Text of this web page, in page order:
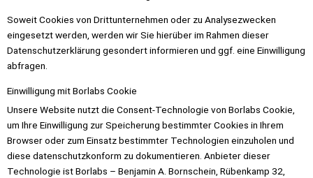
Soweit Cookies von Drittunternehmen oder zu Analysezwecken
eingesetzt werden, werden wir Sie hierüber im Rahmen dieser
Datenschutzerklärung gesondert informieren und ggf. eine Einwilligung
abfragen.
Einwilligung mit Borlabs Cookie
Unsere Website nutzt die Consent-Technologie von Borlabs Cookie,
um Ihre Einwilligung zur Speicherung bestimmter Cookies in Ihrem
Browser oder zum Einsatz bestimmter Technologien einzuholen und
diese datenschutzkonform zu dokumentieren. Anbieter dieser
Technologie ist Borlabs – Benjamin A. Bornschein, Rübenkamp 32,